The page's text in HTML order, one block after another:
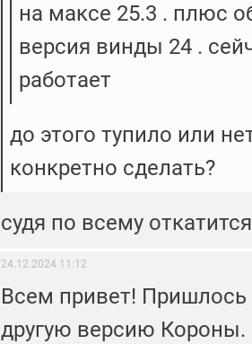
на максе 25.3 . плюс
версия винды 24 .
работает
до этого тупило или
конкретно сделать?
судя по всему
24.12.2024 11:12
Всем привет! Пришлось
другую версию Короны.